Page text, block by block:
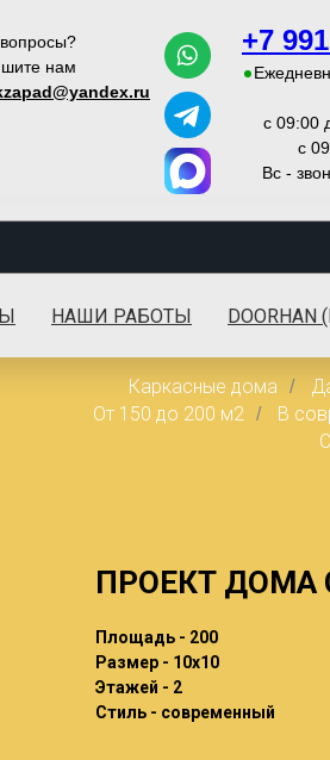
+7
с 09:00
с
Вс -
нам
НАШИ РАБОТЫ
Каркасные дома /
От 150 до 200 м2 / В
ПРОЕКТ ДОМА
Площадь - 200
Размер - 10x10
Этажей - 2
Стиль - современный